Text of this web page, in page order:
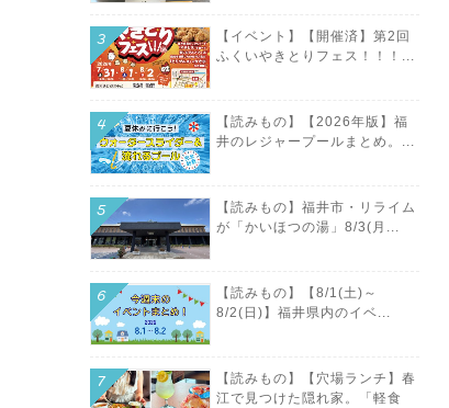
【イベント】【開催済】第2回
ふくいやきとりフェス！！！...
【読みもの】【2026年版】福
井のレジャープールまとめ。...
【読みもの】福井市・リライム
が「かいほつの湯」8/3(月...
【読みもの】【8/1(土)～
8/2(日)】福井県内のイベ...
【読みもの】【穴場ランチ】春
江で見つけた隠れ家。「軽食